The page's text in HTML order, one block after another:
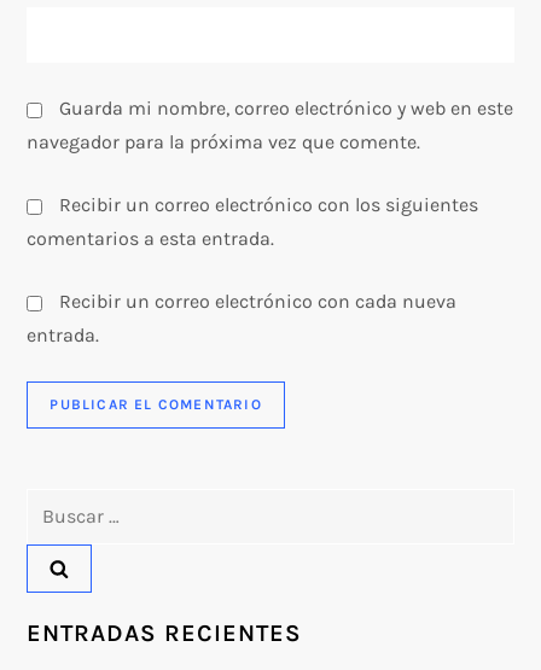
Guarda mi nombre, correo electrónico y web en este
navegador para la próxima vez que comente.
Recibir un correo electrónico con los siguientes
comentarios a esta entrada.
Recibir un correo electrónico con cada nueva
entrada.
ENTRADAS RECIENTES